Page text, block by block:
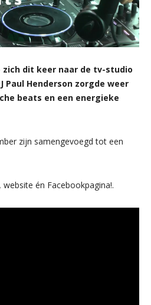
dit keer naar de tv-studio
Paul Henderson zorgde weer
beats en een energieke
zijn samengevoegd tot een
én Facebookpagina!.